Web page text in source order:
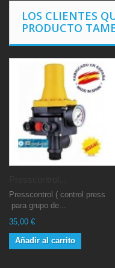
LOS CLIENTES
PRODUCTO
Presscontrol ( control press
para grupo de...
35,00 €
Añadir al carrito